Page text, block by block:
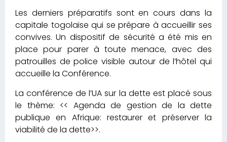
Les derniers préparatifs sont en cours dans la
capitale togolaise qui se prépare à accueillir ses
convives. Un dispositif de sécurité a été mis en
place pour parer à toute menace, avec des
patrouilles de police visible autour de l’hôtel qui
accueille la Conférence.
La conférence de l’UA sur la dette est placé sous
le thème: << Agenda de gestion de la dette
publique en Afrique: restaurer et préserver la
viabilité de la dette>>.